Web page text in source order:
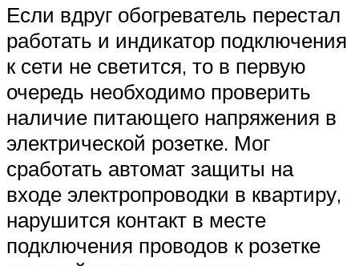
Если вдруг обогреватель перестал
работать и индикатор подключения
к сети не светится, то в первую
очередь необходимо проверить
наличие питающего напряжения в
электрической розетке. Мог
сработать автомат защиты на
входе электропроводки в квартиру,
нарушится контакт в месте
подключения проводов к розетке